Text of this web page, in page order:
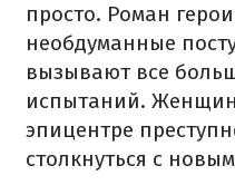
просто. Роман
необдуманные
вызывают все
испытаний.
эпицентре
столкнуться с